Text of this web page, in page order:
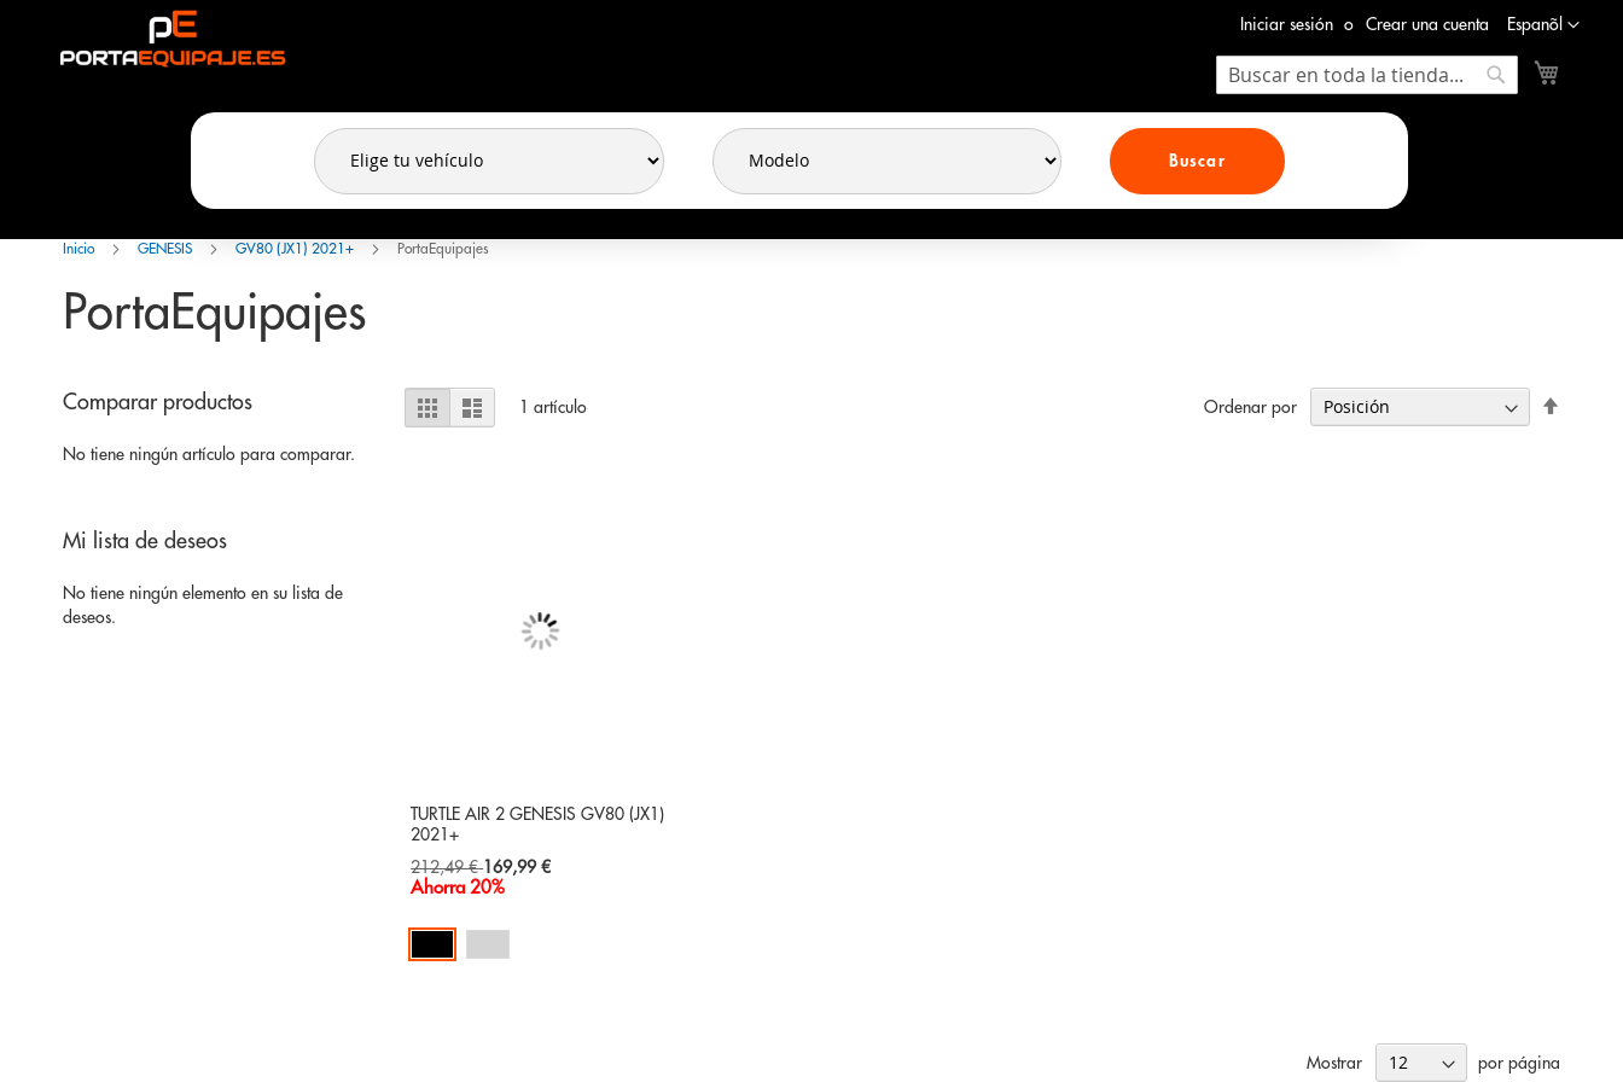
Lenguaje
Espanõl
Iniciar sesión Crear una cuenta
Search
Buscar
Inicio GENESIS GV80 (JX1) 2021+ PortaEquipajes
PortaEquipajes
Ver
como
ParrillaLista 1 artículo Ordenar por
TURTLE AIR 2 GENESIS GV80 (JX1)
2021+
212,49 € Special
Price
169,99 €
Ahorra 20%
Mostrar por página
Comparar productos
No tiene ningún artículo para comparar.
Mi lista de deseos
No tiene ningún elemento en su lista de
deseos.
Panel de gestión de cookies